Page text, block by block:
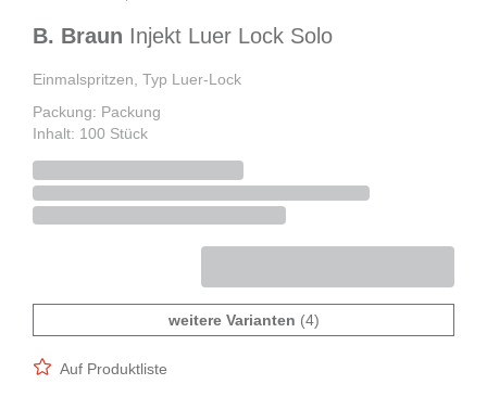
B. Braun Injekt Luer Lock Solo
Einmalspritzen, Typ Luer-Lock
Packung: Packung
Inhalt: 100 Stück
weitere Varianten (4)
Auf Produktliste